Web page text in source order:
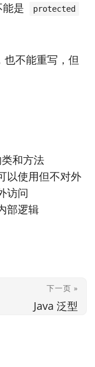
是 protected
不能重写，但
和方法
以使用但不对外
访问
部逻辑
下一页 »
Java 泛型